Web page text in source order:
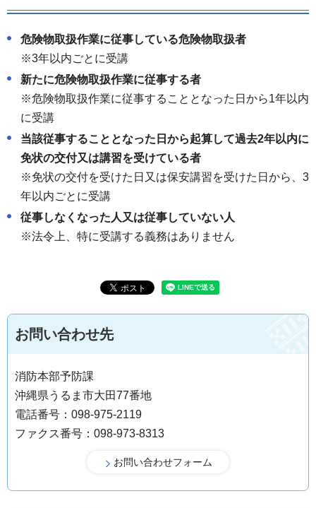
危険物取扱作業に従事している危険物取扱者
※3年以内ごとに受講
新たに危険物取扱作業に従事する者
※危険物取扱作業に従事することとなった日から1年以内
に受講
当該従事することとなった日から起算して過去2年以内に
免状の交付又は講習を受けている者
※免状の交付を受けた日又は保安講習を受けた日から、3
年以内ごとに受講
従事しなくなった人又は従事していない人
※法令上、特に受講する義務はありません
お問い合わせ先
消防本部予防課
沖縄県うるま市大田77番地
電話番号：098-975-2119
ファクス番号：098-973-8313